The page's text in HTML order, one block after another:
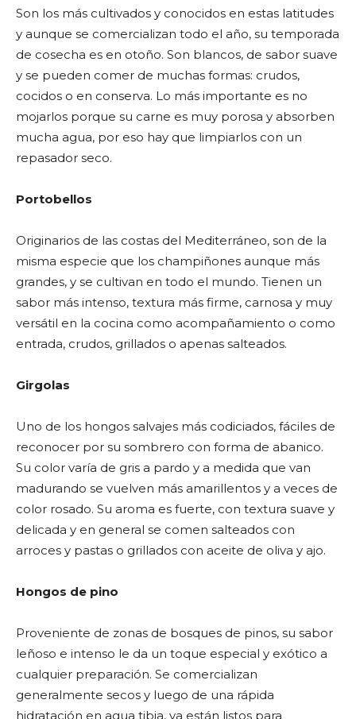
Son los más cultivados y conocidos en estas latitudes
y aunque se comercializan todo el año, su temporada
de cosecha es en otoño. Son blancos, de sabor suave
y se pueden comer de muchas formas: crudos,
cocidos o en conserva. Lo más importante es no
mojarlos porque su carne es muy porosa y absorben
mucha agua, por eso hay que limpiarlos con un
repasador seco.
Portobellos
Originarios de las costas del Mediterráneo, son de la
misma especie que los champiñones aunque más
grandes, y se cultivan en todo el mundo. Tienen un
sabor más intenso, textura más firme, carnosa y muy
versátil en la cocina como acompañamiento o como
entrada, crudos, grillados o apenas salteados.
Girgolas
Uno de los hongos salvajes más codiciados, fáciles de
reconocer por su sombrero con forma de abanico.
Su color varía de gris a pardo y a medida que van
madurando se vuelven más amarillentos y a veces de
color rosado. Su aroma es fuerte, con textura suave y
delicada y en general se comen salteados con
arroces y pastas o grillados con aceite de oliva y ajo.
Hongos de pino
Proveniente de zonas de bosques de pinos, su sabor
leñoso e intenso le da un toque especial y exótico a
cualquier preparación. Se comercializan
generalmente secos y luego de una rápida
hidratación en agua tibia, ya están listos para